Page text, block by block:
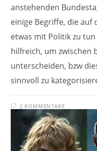
anstehenden
einige Begriffe, die auf
etwas mit Politik zu
hilfreich, um zwischen
unterscheiden, bzw
sinnvoll zu
2 KOMMENTARE